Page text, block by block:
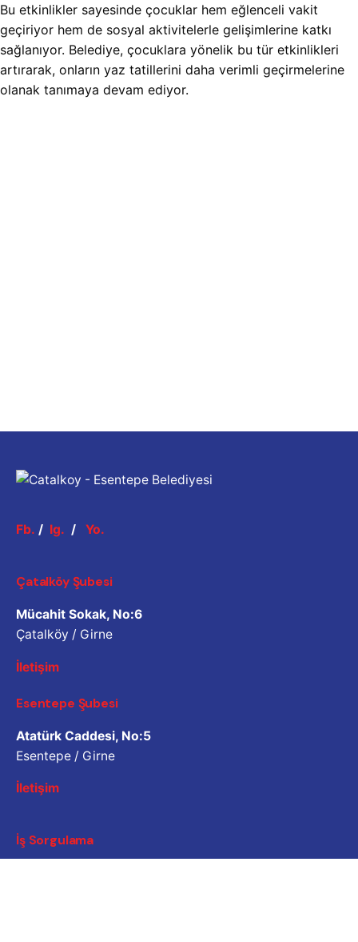
Bu etkinlikler sayesinde çocuklar hem eğlenceli vakit
geçiriyor hem de sosyal aktivitelerle gelişimlerine katkı
sağlanıyor. Belediye, çocuklara yönelik bu tür etkinlikleri
artırarak, onların yaz tatillerini daha verimli geçirmelerine
olanak tanımaya devam ediyor.
Fb. / Ig. / Yo.
Çatalköy Şubesi
Mücahit Sokak, No:6
Çatalköy / Girne
İletişim
Esentepe Şubesi
Atatürk Caddesi, No:5
Esentepe / Girne
İletişim
İş Sorgulama